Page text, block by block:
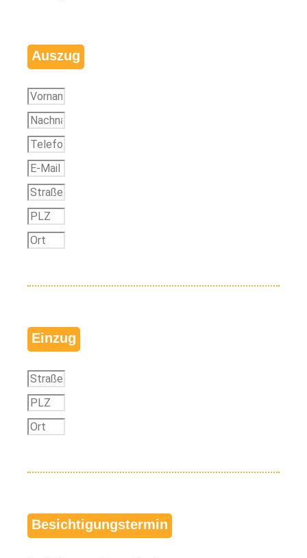
Auszug
Einzug
Besichtigungstermin